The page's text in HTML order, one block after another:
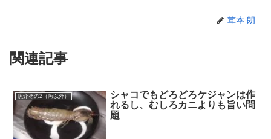
茸本 朗
関連記事
魚介その2（魚以外）
シャコでもどろどろケジャンは作
れるし、むしろカニよりも旨い問
題